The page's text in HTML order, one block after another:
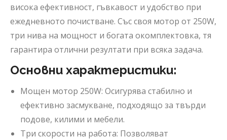
висока ефективност, гъвкавост и удобство при
ежедневното почистване. Със своя мотор от 250W,
три нива на мощност и богата окомплектовка, тя
гарантира отлични резултати при всяка задача.
Основни характеристики:
Мощен мотор 250W: Осигурява стабилно и
ефективно засмукване, подходящо за твърди
подове, килими и мебели.
Три скорости на работа: Позволяват